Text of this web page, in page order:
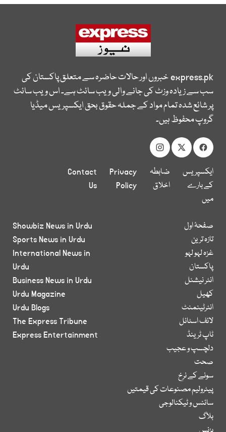
express.pkخبروں اور حالات حاضرہ سے متعلق پاکستان کی
سب سے زیادہ وزٹ کی جانے والی ویب سائٹ ہے۔ اس ویب سائٹ
پر شائع شدہ تمام مواد کے جملہ حقوق بحق ایکسپریس میڈیا
گروپ محفوظ ہیں۔
ایکسپریس
کے بارے
میں
ضابطہ
اخلاق
Privacy
Policy
Contact
Us
صفحۂ اول
تازہ ترین
غزہ لہو لہو
پاکستان
انٹر نیشنل
کھیل
انٹرٹینمنٹ
لائف اسٹائل
ٹاپ ٹرینڈ
دلچسپ و عجیب
صحت
سونے کے نرخ
پیٹرولیم مصنوعات کی قیمتیں
سائنس و ٹیکنالوجی
بلاگ
Showbiz News in Urdu
Sports News in Urdu
International News in
Urdu
Business News in Urdu
Urdu Magazine
Urdu Blogs
The Express Tribune
Express Entertainment